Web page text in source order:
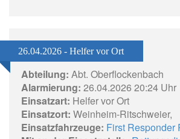
26.04.2026 - Helfer vor Ort
Abteilung: Abt. Oberflockenbach
Alarmierung: 26.04.2026 20:24 Uhr
Einsatzart: Helfer vor Ort
Einsatzort: Weinheim-Ritschweier,
Einsatzfahrzeuge: First Responder